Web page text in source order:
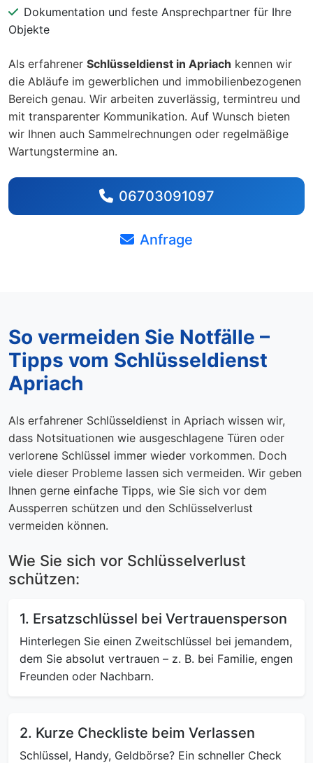
Dokumentation und feste Ansprechpartner für Ihre
Objekte
Als erfahrener Schlüsseldienst in Apriach kennen wir
die Abläufe im gewerblichen und immobilienbezogenen
Bereich genau. Wir arbeiten zuverlässig, termintreu und
mit transparenter Kommunikation. Auf Wunsch bieten
wir Ihnen auch Sammelrechnungen oder regelmäßige
Wartungstermine an.
06703091097
Anfrage
So vermeiden Sie Notfälle –
Tipps vom Schlüsseldienst
Apriach
Als erfahrener Schlüsseldienst in Apriach wissen wir,
dass Notsituationen wie ausgeschlagene Türen oder
verlorene Schlüssel immer wieder vorkommen. Doch
viele dieser Probleme lassen sich vermeiden. Wir geben
Ihnen gerne einfache Tipps, wie Sie sich vor dem
Aussperren schützen und den Schlüsselverlust
vermeiden können.
Wie Sie sich vor Schlüsselverlust
schützen:
1. Ersatzschlüssel bei Vertrauensperson
Hinterlegen Sie einen Zweitschlüssel bei jemandem,
dem Sie absolut vertrauen – z. B. bei Familie, engen
Freunden oder Nachbarn.
2. Kurze Checkliste beim Verlassen
Schlüssel, Handy, Geldbörse? Ein schneller Check